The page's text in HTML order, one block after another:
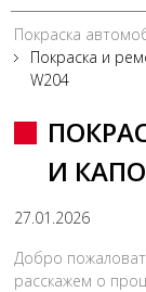
Покраска
Покраска и
W204
И
27.01.2026
Добро
расскажем о